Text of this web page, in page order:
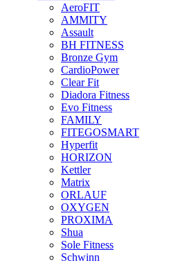
AeroFIT
AMMITY
Assault
BH FITNESS
Bronze Gym
CardioPower
Clear Fit
Diadora Fitness
Evo Fitness
FAMILY
FITEGOSMART
Hyperfit
HORIZON
Kettler
Matrix
ORLAUF
OXYGEN
PROXIMA
Shua
Sole Fitness
Schwinn